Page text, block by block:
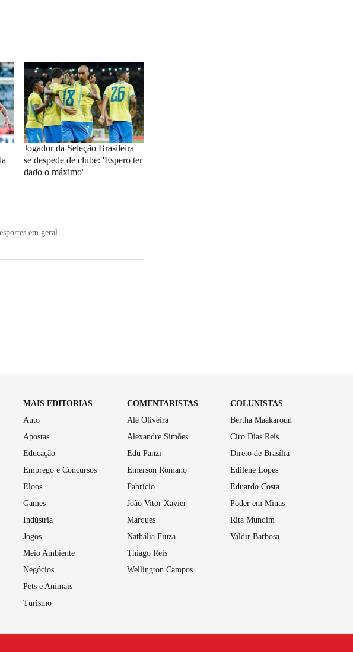
Jogador da Seleção Brasileira
se despede de clube: 'Espero ter
dado o máximo'
em geral.
MAIS EDITORIAS
Auto
Apostas
Educação
Emprego e Concursos
Eloos
Games
Indústria
Jogos
Meio Ambiente
Negócios
Pets e Animais
Turismo
COMENTARISTAS
Alê Oliveira
Alexandre Simões
Edu Panzi
Emerson Romano
Fabrício
João Vitor Xavier
Marques
Nathália Fiuza
Thiago Reis
Wellington Campos
COLUNISTAS
Bertha Maakaroun
Ciro Dias Reis
Direto de Brasília
Edilene Lopes
Eduardo Costa
Poder em Minas
Rita Mundim
Valdir Barbosa